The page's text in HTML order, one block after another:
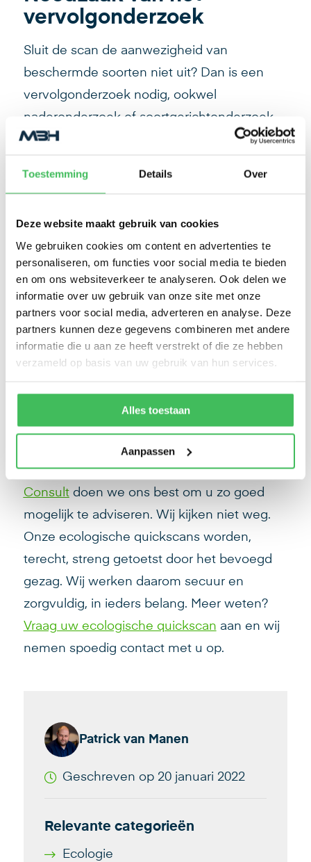
Toestemming Details Over
Deze website maakt gebruik van cookies
We gebruiken cookies om content en advertenties te
personaliseren, om functies voor social media te bieden
en om ons websiteverkeer te analyseren. Ook delen we
informatie over uw gebruik van onze site met onze
partners voor social media, adverteren en analyse. Deze
partners kunnen deze gegevens combineren met andere
informatie die u aan ze heeft verstrekt of die ze hebben
verzameld op basis van uw gebruik van hun services.
Alles toestaan
Aanpassen
vervolgonderzoek
Sluit de scan de aanwezigheid van
beschermde soorten niet uit? Dan is een
vervolgonderzoek nodig, ookwel
naderonderzoek of soortgerichtonderzoek
genoemd. Bijvoorbeeld wanneer potentiële
geconstateerd. Het vervolonderzoek bekijkt
zijn en wat de functie van het verblijf is. Het
bepaalt de vervolgstappen voor het project
Geen formaliteit
Let op! Een Quickscan is zeker geen
formaliteit. Conclusies kunnen ingrijpende
wanneer geconcludeerd wordt dat
vervolgonderzoek noodzakelijk is. Het is
mogelijk dat de uitkomst van een onderzoek
niet gewenst is. Dat is spijtig. BijMBH
Consultdoen we ons best om u zo goed
mogelijk te adviseren. Wij kijken niet weg.
Onze ecologische quickscans worden,
terecht, streng getoetst door het bevoegd
gezag. Wij werken daarom secuur en
zorgvuldig, in ieders belang. Meer weten?
Vraag uw ecologische quickscan aan en wij
nemen spoedig contact met u op.
Patrick van Manen
Geschreven op 20 januari 2022
Relevante categorieën
Ecologie